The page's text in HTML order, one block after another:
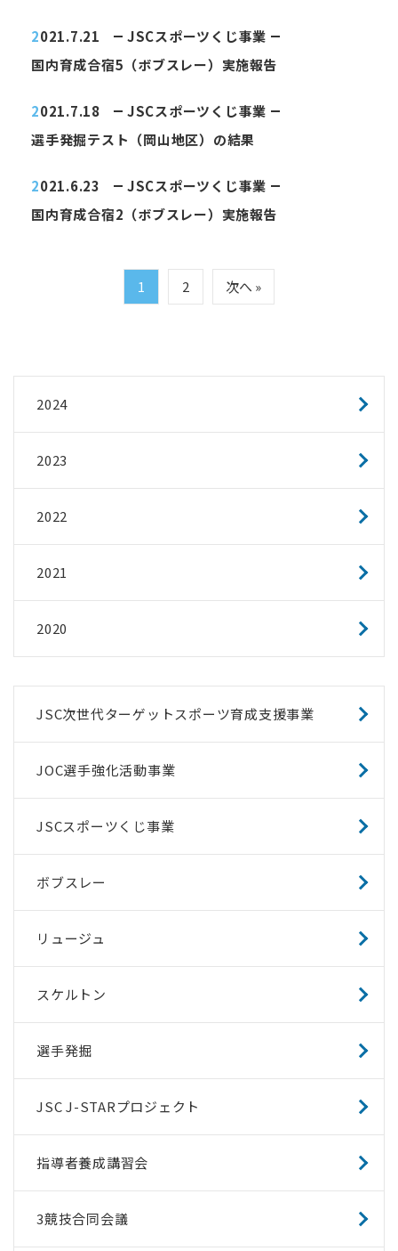
2021.7.21
JSCスポーツくじ事業
国内育成合宿5（ボブスレー）実施報告
2021.7.18
JSCスポーツくじ事業
選手発掘テスト（岡山地区）の結果
2021.6.23
JSCスポーツくじ事業
国内育成合宿2（ボブスレー）実施報告
1 2 次へ »
2024
2023
2022
2021
2020
JSC次世代ターゲットスポーツ育成支援事業
JOC選手強化活動事業
JSCスポーツくじ事業
ボブスレー
リュージュ
スケルトン
選手発掘
JSC J-STARプロジェクト
指導者養成講習会
3競技合同会議